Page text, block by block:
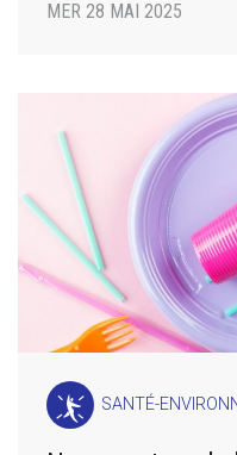
MER 28 MAI 2025
SANTÉ-